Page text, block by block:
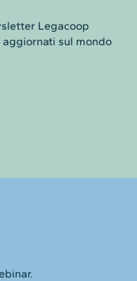
Legacoop
sul mondo